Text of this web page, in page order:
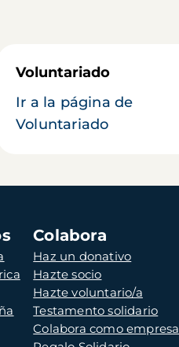
Voluntariado
Ir a la página de
Voluntariado
Colabora
Haz un donativo
Hazte socio
Hazte voluntario/a
Testamento solidario
Colabora como empresa